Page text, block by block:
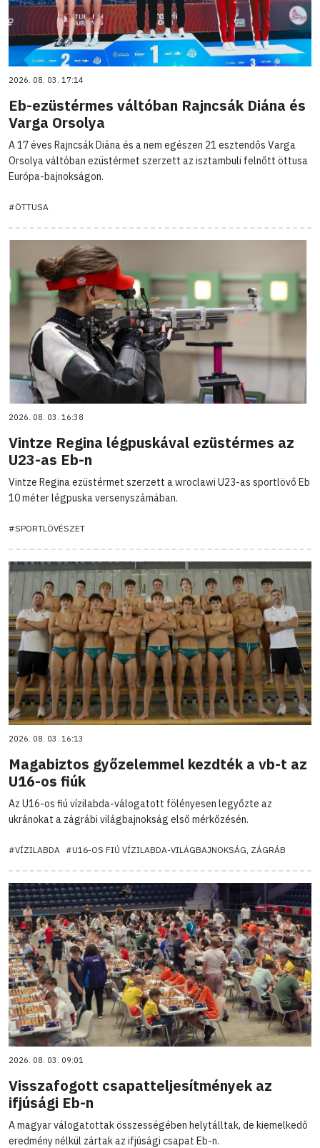
2026. 08. 03. 17:14
Eb-ezüstérmes váltóban Rajncsák Diána és
Varga Orsolya
A 17 éves Rajncsák Diána és a nem egészen 21 esztendős Varga
Orsolya váltóban ezüstérmet szerzett az isztambuli felnőtt öttusa
Európa-bajnokságon.
#ÖTTUSA
2026. 08. 03. 16:38
Vintze Regina légpuskával ezüstérmes az
U23-as Eb-n
Vintze Regina ezüstérmet szerzett a wroclawi U23-as sportlövő Eb
10 méter légpuska versenyszámában.
#SPORTLÖVÉSZET
2026. 08. 03. 16:13
Magabiztos győzelemmel kezdték a vb-t az
U16-os fiúk
Az U16-os fiú vízilabda-válogatott fölényesen legyőzte az
ukránokat a zágrábi világbajnokság első mérkőzésén.
#VÍZILABDA #U16-OS FIÚ VÍZILABDA-VILÁGBAJNOKSÁG, ZÁGRÁB
2026. 08. 03. 09:01
Visszafogott csapatteljesítmények az
ifjúsági Eb-n
A magyar válogatottak összességében helytálltak, de kiemelkedő
eredmény nélkül zártak az ifjúsági csapat Eb-n.